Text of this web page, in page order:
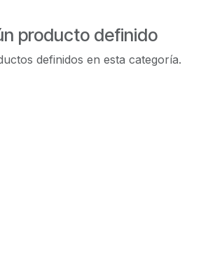
producto definido
definidos en esta categoría.